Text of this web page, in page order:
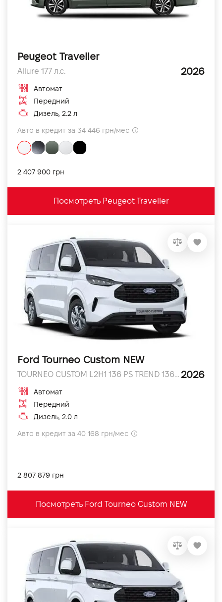
Peugeot Traveller
Allure 177 л.с. 2026
Автомат
Передний
Дизель, 2.2 л
Авто в кредит за 34 446 грн/мес
2 407 900 грн
Посмотреть Peugeot Traveller
Ford Tourneo Custom NEW
TOURNEO CUSTOM L2H1 136 PS TREND 136 л.с. 2026
Автомат
Передний
Дизель, 2.0 л
Авто в кредит за 40 168 грн/мес
2 807 879 грн
Посмотреть Ford Tourneo Custom NEW